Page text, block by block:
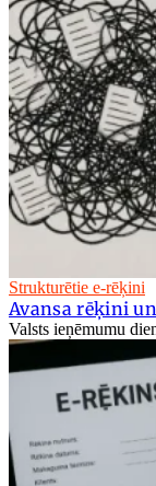
Strukturētie e-rēķini
Avansa rēķini
Valsts ieņēmumu